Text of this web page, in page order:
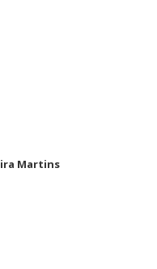
Martins